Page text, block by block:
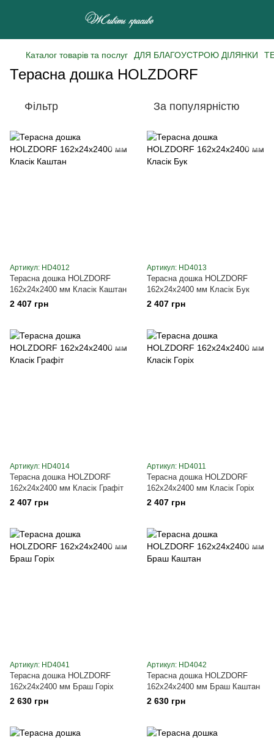
Каталог товарів та послуг ДЛЯ БЛАГОУСТРОЮ ДІЛЯНКИ
Терасна дошка HOLZDORF
Фільтр За популярністю
Артикул: HD4012
Терасна дошка HOLZDORF
162х24х2400 мм Класік Каштан
2 407 грн
Артикул: HD4013
Терасна дошка HOLZDORF
162х24х2400 мм Класік Бук
2 407 грн
Артикул: HD4014
Терасна дошка HOLZDORF
162х24х2400 мм Класік Графіт
2 407 грн
Артикул: HD4011
Терасна дошка HOLZDORF
162х24х2400 мм Класік Горіх
2 407 грн
Артикул: HD4041
Терасна дошка HOLZDORF
162х24х2400 мм Браш Горіх
2 630 грн
Артикул: HD4042
Терасна дошка HOLZDORF
162х24х2400 мм Браш Каштан
2 630 грн